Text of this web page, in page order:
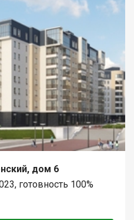
дом 6
готовность 100%